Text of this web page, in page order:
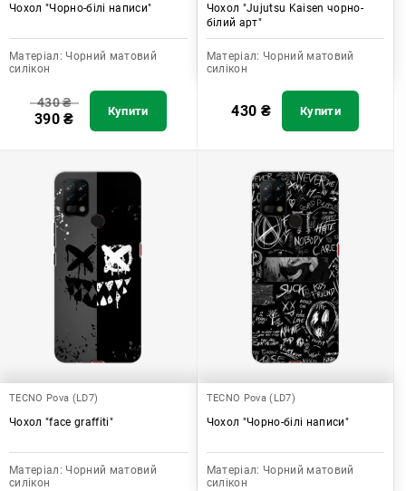
Чохол "Чорно-білі написи"
Матеріал: Чорний матовий
силікон
430₴
390₴ Купити
Чохол "Jujutsu Kaisen чорно-
білий арт"
Матеріал: Чорний матовий
силікон
430 ₴ Купити
TECNO Pova (LD7)
Чохол "face graffiti"
Матеріал: Чорний матовий
силікон
TECNO Pova (LD7)
Чохол "Чорно-білі написи"
Матеріал: Чорний матовий
силікон